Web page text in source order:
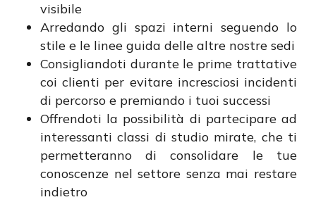
visibile
Arredando gli spazi interni seguendo lo
stile e le linee guida delle altre nostre sedi
Consigliandoti durante le prime trattative
coi clienti per evitare incresciosi incidenti
di percorso e premiando i tuoi successi
Offrendoti la possibilità di partecipare ad
interessanti classi di studio mirate, che ti
permetteranno di consolidare le tue
conoscenze nel settore senza mai restare
indietro